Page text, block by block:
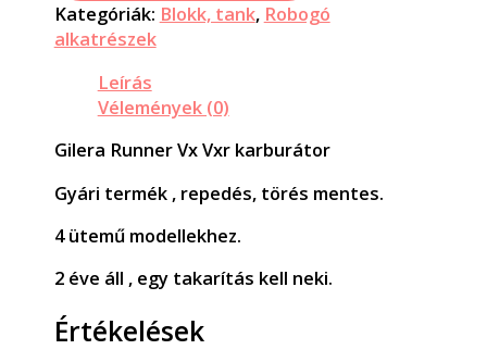
Kategóriák: Blokk, tank, Robogó
alkatrészek
Leírás
Vélemények (0)
Gilera Runner Vx Vxr karburátor
Gyári termék , repedés, törés mentes.
4 ütemű modellekhez.
2 éve áll , egy takarítás kell neki.
Értékelések